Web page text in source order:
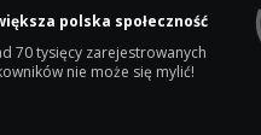
polska społeczność
70 tysięcy zarejestrowanych
nie może się mylić!